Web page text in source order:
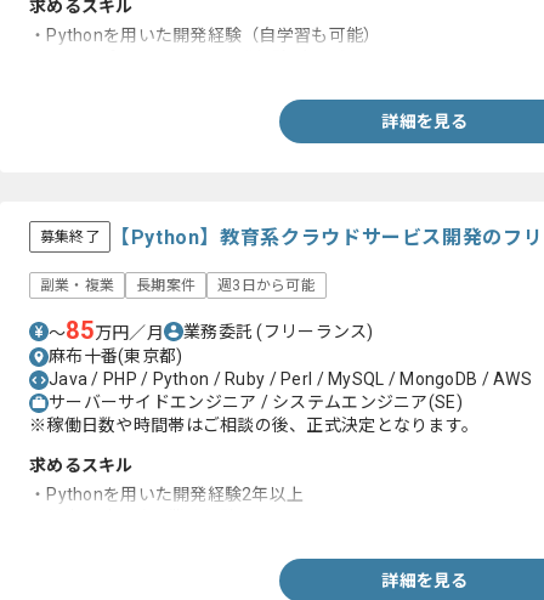
求めるスキル
・Pythonを用いた開発経験（自学習も可能）
詳細を見る
募集終了 【Python】教育系クラウドサービス開発のフ
副業・複業 長期案件 週3日から可能
〜85万円／月 業務委託(フリーランス)
麻布十番(東京都)
Java / PHP / Python / Ruby / Perl / MySQL / MongoDB / AWS
サーバーサイドエンジニア / システムエンジニア(SE)
※稼働日数や時間帯はご相談の後、正式決定となります。
求めるスキル
・Pythonを用いた開発経験2年以上
詳細を見る